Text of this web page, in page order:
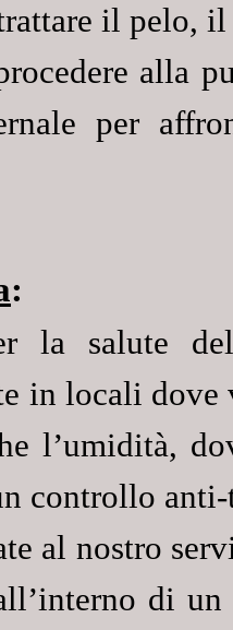
il pelo,
alla
per
:
la salute
in locali
l’umidità,
controllo
al nostro
di un